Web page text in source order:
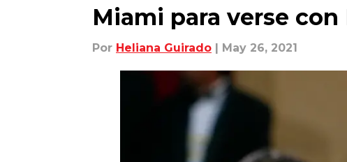
Miami para verse
Por Heliana Guirado | May 26, 2021